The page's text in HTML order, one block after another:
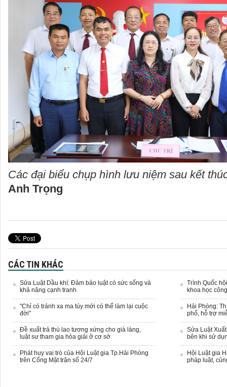
Các đại biểu chụp hình lưu niệm sau kết
Anh Trọng
CÁC TIN KHÁC
Sửa Luật Dầu khí: Đảm bảo luật có sức sống và
khả năng cạnh tranh
"Chỉ có tránh xa ma túy mới có thể làm lại cuộc
đời"
Đề xuất trả thù lao tương xứng cho già làng,
luật sư tham gia hòa giải ở cơ sở
Phát huy vai trò của Hội Luật gia Tp.Hải Phòng
trên Cổng Mặt trận số 24/7
Trình Quốc
khoa học
Hải Phòng:
phố, hỗ trợ
Sửa Luật
bên khi sử
Hội Luật gia
pháp luật,